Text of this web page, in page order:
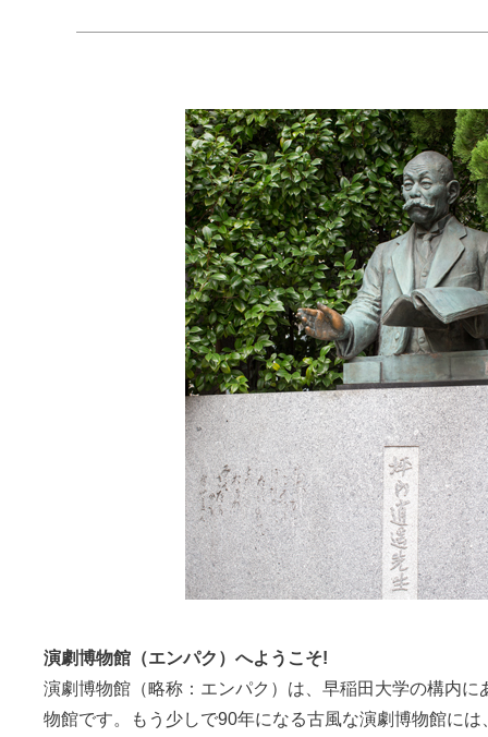
演劇博物館（エンパク）へようこそ!
演劇博物館（略称：エンパク）は、早稲田大学の構内に
物館です。もう少しで90年になる古風な演劇博物館には